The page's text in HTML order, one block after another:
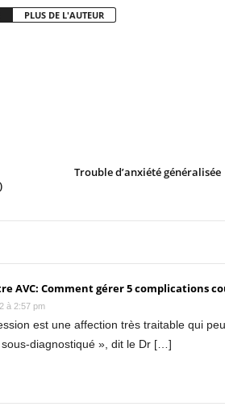
PLUS DE L'AUTEUR
Trouble d’anxiété généralisée
AVC: Comment gérer 5 complications
à 2:57 pm
est une affection très traitable qui
sous-diagnostiqué », dit le Dr […]